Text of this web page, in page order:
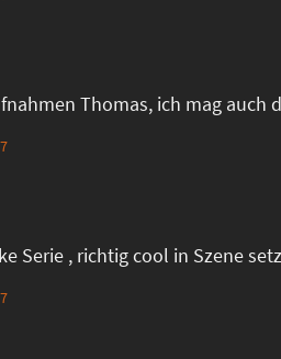
Thomas, ich mag auch
Serie , richtig cool in Szene